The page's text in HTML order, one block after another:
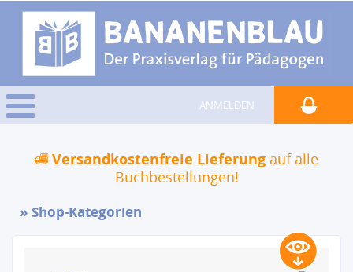
ANMELDEN
Versandkostenfreie Lieferung auf alle
Buchbestellungen!
Shop-Kategorien